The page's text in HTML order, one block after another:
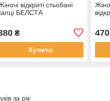
відкриті стьобані
БЕЛСТА
₴
Купити
470
за рік